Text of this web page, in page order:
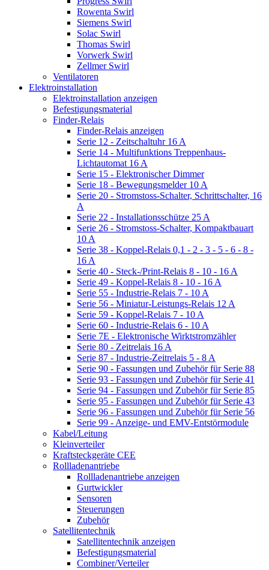
Rowenta Swirl
Siemens Swirl
Solac Swirl
Thomas Swirl
Vorwerk Swirl
Zellmer Swirl
Ventilatoren
Elektroinstallation
Elektroinstallation anzeigen
Befestigungsmaterial
Finder-Relais
Finder-Relais anzeigen
Serie 12 - Zeitschaltuhr 16 A
Serie 14 - Multifunktions Treppenhaus-
Lichtautomat 16 A
Serie 15 - Elektronischer Dimmer
Serie 18 - Bewegungsmelder 10 A
Serie 20 - Stromstoss-Schalter, Schrittschalter, 16
A
Serie 22 - Installationsschütze 25 A
Serie 26 - Stromstoss-Schalter, Kompaktbauart
10 A
Serie 38 - Koppel-Relais 0,1 - 2 - 3 - 5 - 6 - 8 -
16 A
Serie 40 - Steck-/Print-Relais 8 - 10 - 16 A
Serie 49 - Koppel-Relais 8 - 10 - 16 A
Serie 55 - Industrie-Relais 7 - 10 A
Serie 56 - Miniatur-Leistungs-Relais 12 A
Serie 59 - Koppel-Relais 7 - 10 A
Serie 60 - Industrie-Relais 6 - 10 A
Serie 7E - Elektronische Wirktstromzähler
Serie 80 - Zeitrelais 16 A
Serie 87 - Industrie-Zeitrelais 5 - 8 A
Serie 90 - Fassungen und Zubehör für Serie 88
Serie 93 - Fassungen und Zubehör für Serie 41
Serie 94 - Fassungen und Zubehör für Serie 85
Serie 95 - Fassungen und Zubehör für Serie 43
Serie 96 - Fassungen und Zubehör für Serie 56
Serie 99 - Anzeige- und EMV-Entstörmodule
Kabel/Leitung
Kleinverteiler
Kraftsteckgeräte CEE
Rollladenantriebe
Rollladenantriebe anzeigen
Gurtwickler
Sensoren
Steuerungen
Zubehör
Satellitentechnik
Satellitentechnik anzeigen
Befestigungsmaterial
Combiner/Verteiler